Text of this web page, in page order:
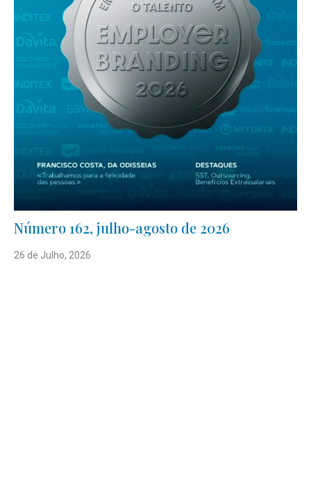
Número 162, julho-agosto de 2026
26 de Julho, 2026